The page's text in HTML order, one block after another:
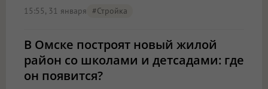
15:55, 31 января #стройка
В Омске построят новый жилой
район со школами и детсадами: где
он появится?